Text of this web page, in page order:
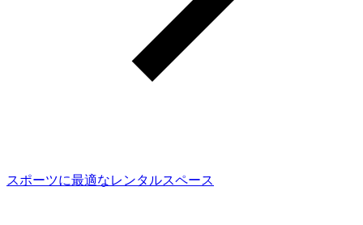
スポーツに最適なレンタルスペース